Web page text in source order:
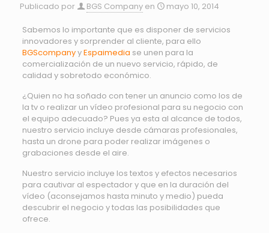
Publicado por BGS Company en mayo 10, 2014
Sabemos lo importante que es disponer de servicios
innovadores y sorprender al cliente, para ello
BGScompanyyEspaimedia se unen para la
comercialización de un nuevo servicio, rápido, de
calidad y sobretodo económico.
¿Quien no ha soñado con tener un anuncio como los de
la tv o realizar un vídeo profesional para su negocio con
el equipo adecuado? Pues ya esta al alcance de todos,
nuestro servicio incluye desde cámaras profesionales,
hasta un drone para poder realizar imágenes o
grabaciones desde el aire.
Nuestro servicio incluye los textos y efectos necesarios
para cautivar al espectador y que en la duración del
vídeo (aconsejamos hasta minuto y medio) pueda
descubrir el negocio y todas las posibilidades que
ofrece.